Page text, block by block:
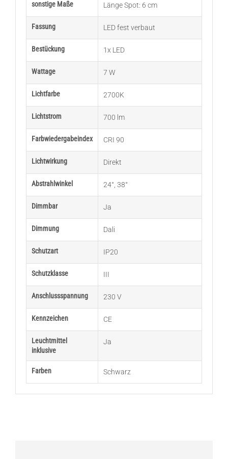
sonstige Maße Länge Spot: 6 cm
Fassung LED fest verbaut
Bestückung 1x LED
Wattage 7 W
Lichtfarbe 2700K
Lichtstrom 700 lm
Farbwiedergabeindex CRI 90
Lichtwirkung Direkt
Abstrahlwinkel 24°, 38°
Dimmbar Ja
Dimmung Dali
Schutzart IP20
Schutzklasse III
Anschlussspannung 230 V
Kennzeichen CE
Leuchtmittel
inklusive
Ja
Farben Schwarz